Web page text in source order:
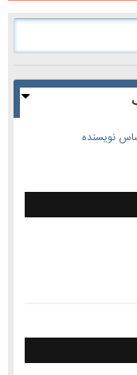
نویسنده